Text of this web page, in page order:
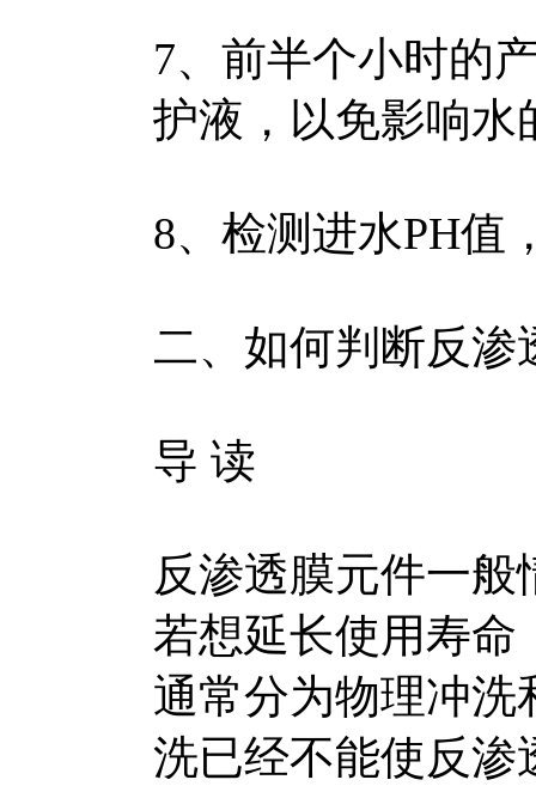
7、前半个小时的
护液，以免影响水
8、检测进水PH值
二、如何判断反渗
导 读
反渗透膜元件一般
若想延长使用寿命
通常分为物理冲洗
洗已经不能使反渗